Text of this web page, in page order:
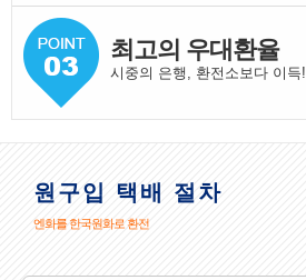
최고의 우대환율
시중의 은행, 환전소보다 이득!
원구입 택배 절차
엔화를 한국원화로 환전